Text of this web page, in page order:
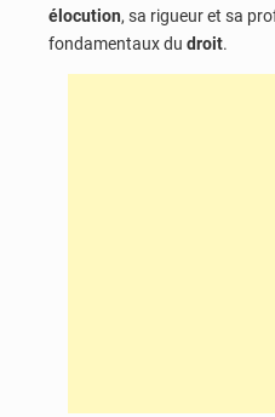
élocution, sa rigueur et sa
fondamentaux du droit.